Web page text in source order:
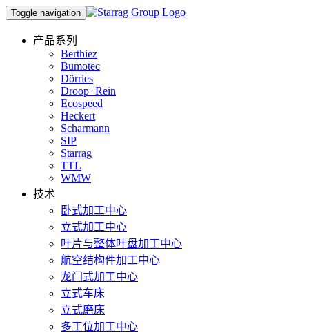
Toggle navigation
产品系列
Berthiez
Bumotec
Dörries
Droop+Rein
Ecospeed
Heckert
Scharmann
SIP
Starrag
TTL
WMW
技术
卧式加工中心
立式加工中心
叶片与整体叶盘加工中心
航空结构件加工中心
龙门式加工中心
立式车床
立式磨床
多工位加工中心